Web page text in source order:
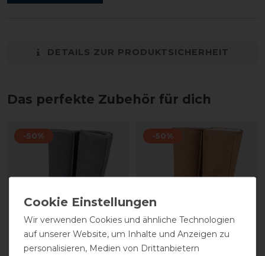
DETAILS ZUR PRODUKTSICHERHEIT
Das perfekte Zubehör für dich
-50% -50%
Wir verwenden Cookies und ähnliche Technologien
auf unserer Website, um Inhalte und Anzeigen zu
personalisieren, Medien von Drittanbietern